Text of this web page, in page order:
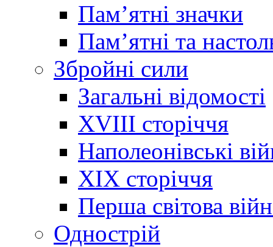
Памʼятні значки
Памʼятні та
Збройні сили
Загальні відомості
XVIII сторіччя
Наполеонівські
XIX сторіччя
Перша світова
Однострій